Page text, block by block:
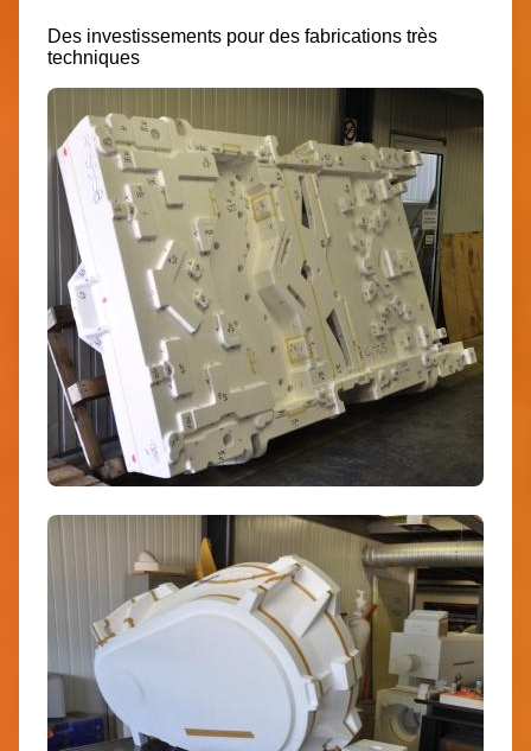
Des investissements pour des fabrications très
techniques